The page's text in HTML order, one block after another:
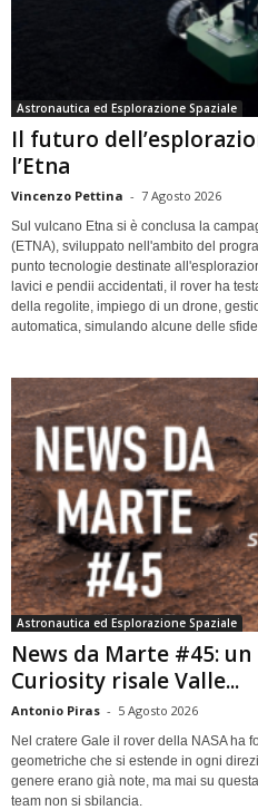
Astronautica ed Esplorazione Spaziale
Il futuro
l’Etna
Vincenzo Pettina - 7 Agosto 2026
Sul vulcano Etna si è conclusa la
(ETNA), sviluppato nell'ambito del
punto tecnologie destinate
lavici e pendii accidentati, il rover ha
della regolite, impiego di un drone,
automatica, simulando alcune delle
Astronautica ed Esplorazione Spaziale
News da Marte #45:
Curiosity risale Valle...
Antonio Piras - 5 Agosto 2026
Nel cratere Gale il rover della NASA ha
geometriche che si estende in ogni
genere erano già note, ma mai su
team non si sbilancia.